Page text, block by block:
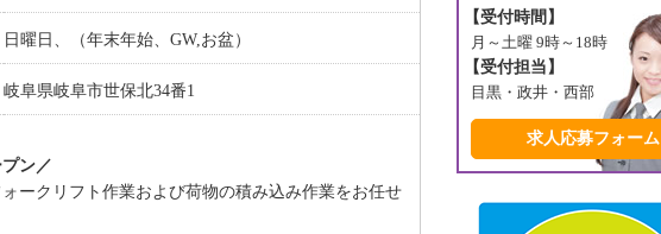
日曜日、（年末年始、GW,お盆）
岐阜県岐阜市世保北34番1
ン／
ークリフト作業および荷物の積み込み作業をお任せ
【受付時間】
月～土曜 9時～18時
【受付担当】
目黒・政井・西部
求人応募フォーム